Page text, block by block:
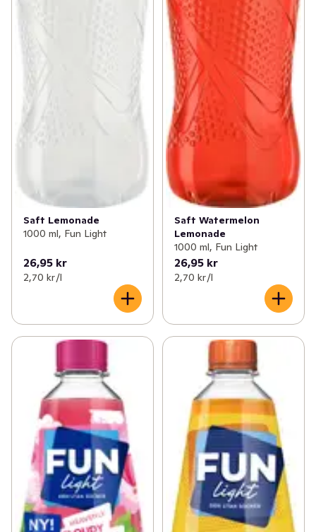
Saft Lemonade
1000 ml, Fun Light
26,95 kr
2,70 kr /l
Saft Watermelon
Lemonade
1000 ml, Fun Light
26,95 kr
2,70 kr /l